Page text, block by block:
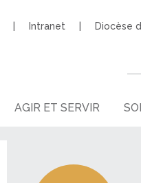
Intranet Diocèse
AGIR ET SERVIR